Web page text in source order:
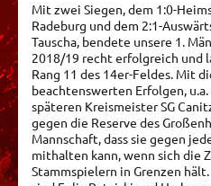
Mit zwei Siegen, dem 1:0-
Radeburg und dem 2:1-
Tauscha, bendete unsere 1.
2018/19 recht erfolgreich und
Rang 11 des 14er-Feldes. Mit
beachtenswerten Erfolgen,
späteren Kreismeister SG
gegen die Reserve des
Mannschaft, dass sie gegen
mithalten kann, wenn sich die
Stammspielern in Grenzen